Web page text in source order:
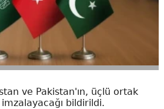
ve Pakistan'ın, üçlü ortak
bildirildi.